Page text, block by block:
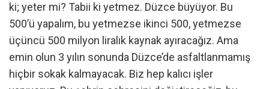
ki; yeter mi? Tabii ki yetmez. Düzce büyüyor. Bu
500’ü yapalım, bu yetmezse ikinci 500, yetmezse
üçüncü 500 milyon liralık kaynak ayıracağız. Ama
emin olun 3 yılın sonunda Düzce’de asfaltlanmamış
hiçbir sokak kalmayacak. Biz hep kalıcı işler